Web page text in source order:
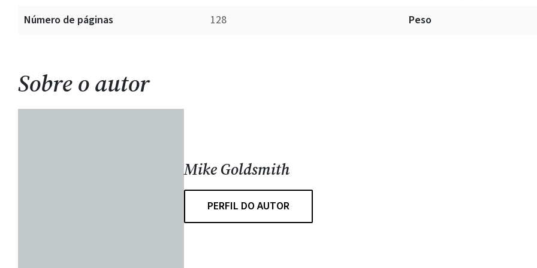
Número de páginas
128
Peso
Sobre o autor
Mike Goldsmith
PERFIL DO AUTOR